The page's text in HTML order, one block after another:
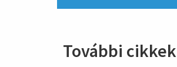
További cikkek